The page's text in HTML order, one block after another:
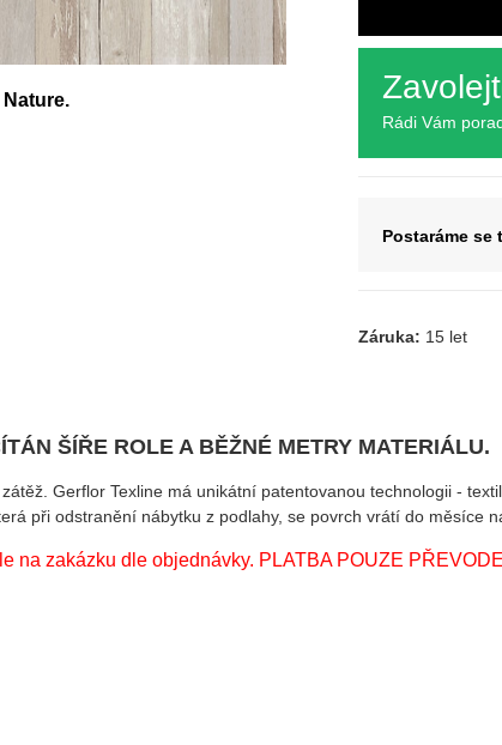
Rádi Vám
Postaráme se
Záruka: 15 let
ŠÍŘE ROLE A BĚŽNÉ METRY MATERIÁLU.
Gerflor Texline má unikátní patentovanou technologii -
při odstranění nábytku z podlahy, se povrch vrátí do měsíce
na zakázku dle objednávky. PLATBA POUZE